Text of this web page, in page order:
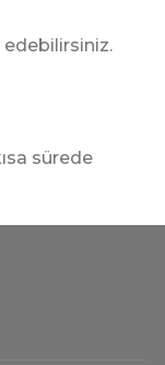
edebilirsiniz.
sürede